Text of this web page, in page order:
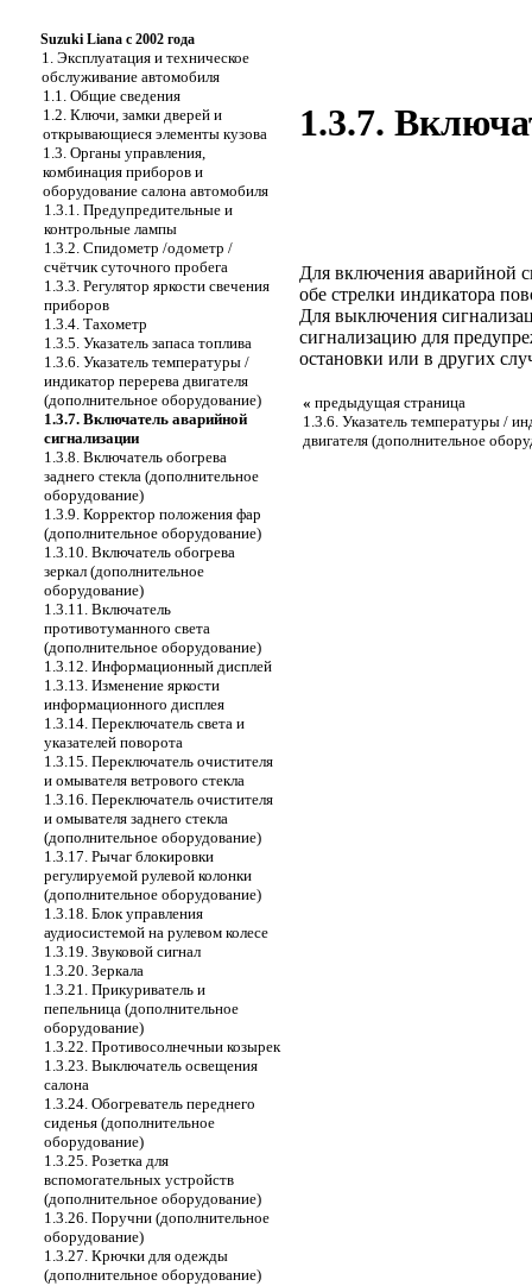
Suzuki Liana с 2002 года
1. Эксплуатация и техническое
обслуживание автомобиля
1.1. Общие сведения
1.2. Ключи, замки дверей и
открывающиеся элементы кузова
1.3. Органы управления,
комбинация приборов и
оборудование салона автомобиля
1.3.1. Предупредительные и
контрольные лампы
1.3.2. Спидометр /одометр /
счётчик суточного пробега
1.3.3. Регулятор яркости свечения
приборов
1.3.4. Тахометр
1.3.5. Указатель запаса топлива
1.3.6. Указатель температуры /
индикатор перерева двигателя
(дополнительное оборудование)
1.3.7. Включатель аварийной
сигнализации
1.3.8. Включатель обогрева
заднего стекла (дополнительное
оборудование)
1.3.9. Корректор положения фар
(дополнительное оборудование)
1.3.10. Включатель обогрева
зеркал (дополнительное
оборудование)
1.3.11. Включатель
противотуманного света
(дополнительное оборудование)
1.3.12. Информационный дисплей
1.3.13. Изменение яркости
информационного дисплея
1.3.14. Переключатель света и
указателей поворота
1.3.15. Переключатель очистителя
и омывателя ветрового стекла
1.3.16. Переключатель очистителя
и омывателя заднего стекла
(дополнительное оборудование)
1.3.17. Рычаг блокировки
регулируемой рулевой колонки
(дополнительное оборудование)
1.3.18. Блок управления
аудиосистемой на рулевом колесе
1.3.19. Звуковой сигнал
1.3.20. Зеркала
1.3.21. Прикуриватель и
пепельница (дополнительное
оборудование)
1.3.22. Противосолнечныи козырек
1.3.23. Выключатель освещения
салона
1.3.24. Обогреватель переднего
сиденья (дополнительное
оборудование)
1.3.25. Розетка для
вспомогательных устройств
(дополнительное оборудование)
1.3.26. Поручни (дополнительное
оборудование)
1.3.27. Крючки для одежды
(дополнительное оборудование)
1.3.7.
Для включения аварийной
обе стрелки индикатора
Для выключения
сигнализацию для
остановки или в других
« предыдущая страница
1.3.6. Указатель температуры /
двигателя (дополнительное